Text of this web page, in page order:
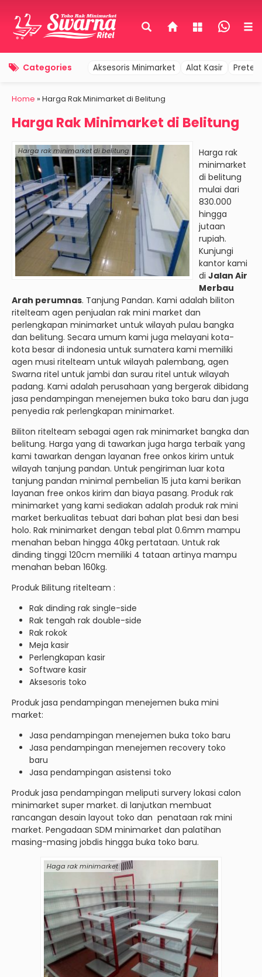
Categories Aksesoris Minimarket Alat Kasir
Home » Harga Rak Minimarket di Belitung
Harga Rak Minimarket di Belitung
Harga rak minimarket di belitung
Harga rak
minimarket
di belitung
mulai dari
830.000
hingga
jutaan
rupiah.
Kunjungi
kantor kami
di Jalan Air
Merbau
Arah perumnas. Tanjung Pandan. Kami adalah biliton
ritelteam agen penjualan rak mini market dan
perlengkapan minimarket untuk wilayah pulau bangka
dan belitung. Secara umum kami juga melayani kota-
kota besar di indonesia untuk sumatera kami memiliki
agen musi ritelteam untuk wilayah palembang, agen
Swarna ritel untuk jambi dan surau ritel untuk wilayah
padang. Kami adalah perusahaan yang bergerak dibidang
jasa pendampingan menejemen buka toko baru dan juga
penyedia rak perlengkapan minimarket.
Biliton ritelteam sebagai agen rak minimarket bangka dan
belitung. Harga yang di tawarkan juga harga terbaik yang
kami tawarkan dengan layanan free onkos kirim untuk
wilayah tanjung pandan. Untuk pengiriman luar kota
tanjung pandan minimal pembelian 15 juta kami berikan
layanan free onkos kirim dan biaya pasang. Produk rak
minimarket yang kami sediakan adalah produk rak mini
market berkualitas tebuat dari bahan plat besi dan besi
holo. Rak minimarket dengan tebal plat 0.6mm mampu
menahan beban hingga 40kg pertataan. Untuk rak
dinding tinggi 120cm memiliki 4 tataan artinya mampu
menahan beban 160kg.
Produk Bilitung ritelteam :
Rak dinding rak single-side
Rak tengah rak double-side
Rak rokok
Meja kasir
Perlengkapan kasir
Software kasir
Aksesoris toko
Produk jasa pendampingan menejemen buka mini
market:
Jasa pendampingan menejemen buka toko baru
Jasa pendampingan menejemen recovery toko
baru
Jasa pendampingan asistensi toko
Produk jasa pendampingan meliputi survery lokasi calon
minimarket super market. di lanjutkan membuat
rancangan desain layout toko dan penataan rak mini
market. Pengadaan SDM minimarket dan palatihan
masing-masing jobdis hingga buka toko baru.
Haga rak minimarket